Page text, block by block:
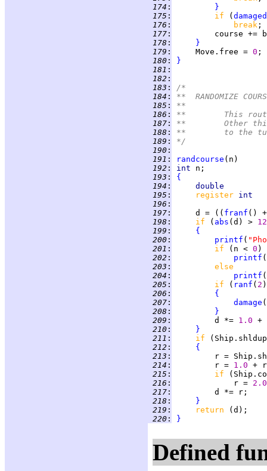
174 :
}
175 : if ( damaged
176 : break
177 :
178 :
}
179 :
     Move.free =
0
180 :
}
181 :
182 :
183 :
/*
184 :
**  RANDOMIZE
185 :
**
186 :
**	This
187 :
**	Other
188 :
**	to the
189 :
*/
190 :
191 : randcourse
192 : int
193 :
{
194 :
195 : register
196 :
197 :
     d = ((
franf ()
198 : if ( abs (d) > 12
199 :
{
200 : printf (
201 : if (n < 0
202 : printf (
203 :
else
204 : printf (
205 : if ( ranf ( 2
206 :
{
207 : damage (
208 :
}
209 :
         d *=
1.0 +
210 :
}
211 : if
212 :
{
213 :
214 :
         r =
1.0
215 : if
216 :
             r =
2.0
217 :
218 :
}
219 : return
220 : }
Defined